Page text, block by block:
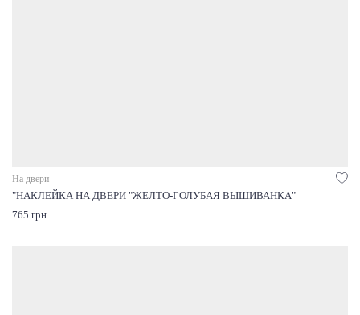
На двери
"НАКЛЕЙКА НА ДВЕРИ "ЖЕЛТО-ГОЛУБАЯ ВЫШИВАНКА"
765 грн